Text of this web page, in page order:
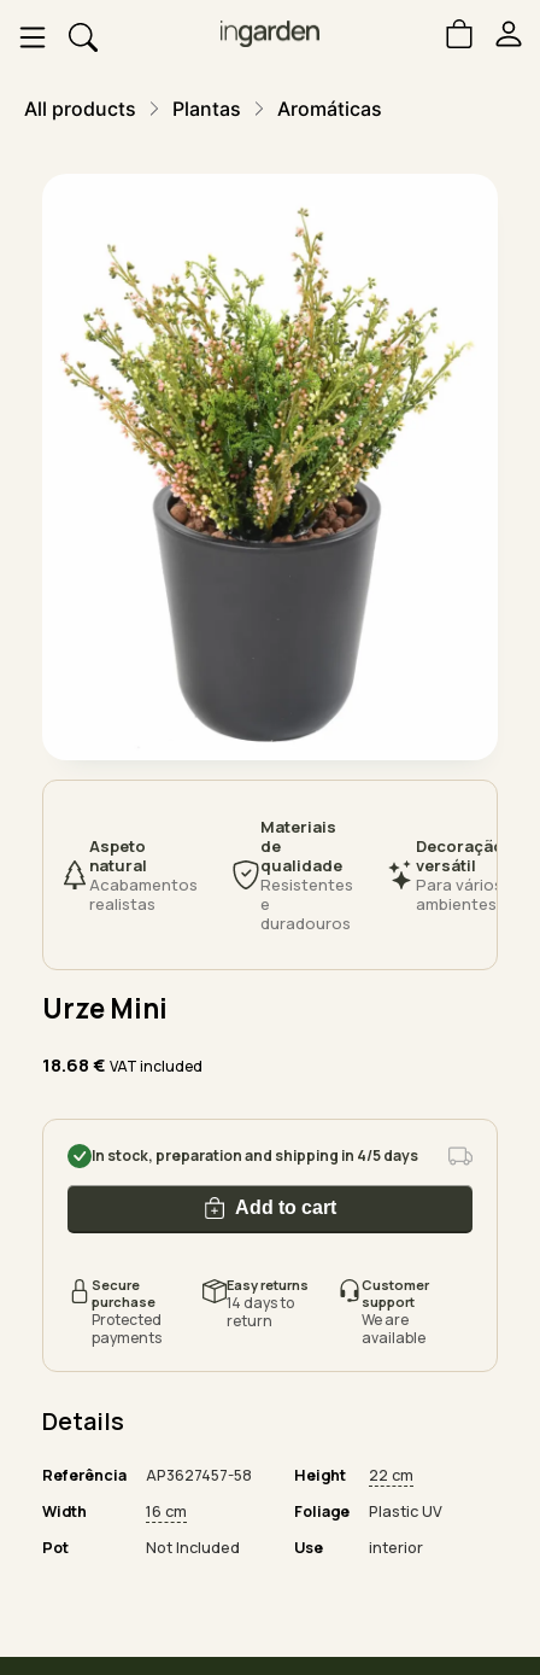
All products Plantas Aromáticas
Aspeto
natural
Acabamentos
realistas
Materiais
de
qualidade
Resistentes
e
duradouros
Decoração
versátil
Para vários
ambientes
Urze Mini
18.68€ VAT included
In stock, preparation and shipping in 4/5 days
Add to cart
Secure
purchase
Protected
payments
Easy returns
14 days to
return
Customer
support
We are
available
Details
Referência AP3627457-58 Height
22 cm
Width
16 cm Foliage
Plastic UV
Pot
Not Included Use interior